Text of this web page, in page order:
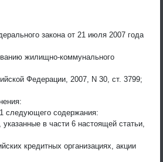
закона от 21 июля 2007 года
жилищно-коммунального
Федерации, 2007, N 30, ст. 3799;
следующего содержания:
в части 6 настоящей статьи,
кредитных организациях, акции